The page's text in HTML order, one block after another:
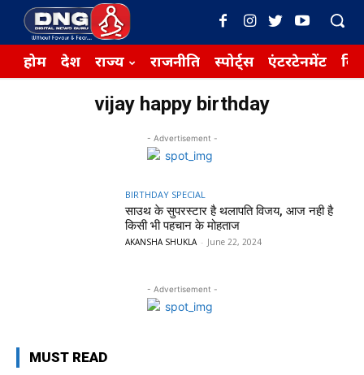
होम देश राज्य राजनीति स्पोर्ट्स एंटरटेनमेंट
vijay happy birthday
- Advertisement -
BIRTHDAY SPECIAL
साउथ के सुपरस्टार है थलापति विजय, आज नही है
किसी भी पहचान के मोहताज
AKANSHA SHUKLA - June 22, 2024
- Advertisement -
MUST READ